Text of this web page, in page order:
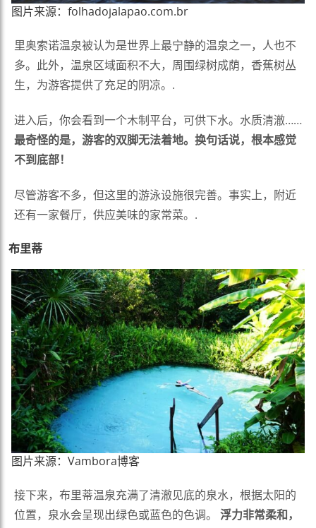
图片来源：folhadojalapao.com.br
里奥索诺温泉被认为是世界上最宁静的温泉之一，人也不
多。此外，温泉区域面积不大，周围绿树成荫，香蕉树丛
生，为游客提供了充足的阴凉。.
进入后，你会看到一个木制平台，可供下水。水质清澈……
最奇怪的是，游客的双脚无法着地。换句话说，根本感觉
不到底部！
尽管游客不多，但这里的游泳设施很完善。事实上，附近
还有一家餐厅，供应美味的家常菜。.
布里蒂
图片来源：Vambora博客
接下来，布里蒂温泉充满了清澈见底的泉水，根据太阳的
位置，泉水会呈现出绿色或蓝色的色调。
浮力非常柔和，